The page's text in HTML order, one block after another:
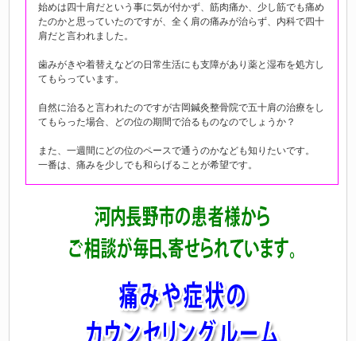
始めは四十肩だという事に気が付かず、筋肉痛か、少し筋でも痛め
たのかと思っていたのですが、全く肩の痛みが治らず、内科で四十
肩だと言われました。
歯みがきや着替えなどの日常生活にも支障があり薬と湿布を処方し
てもらっています。
自然に治ると言われたのですが古岡鍼灸整骨院で五十肩の治療をし
てもらった場合、どの位の期間で治るものなのでしょうか？
また、一週間にどの位のペースで通うのかなども知りたいです。
一番は、痛みを少しでも和らげることが希望です。